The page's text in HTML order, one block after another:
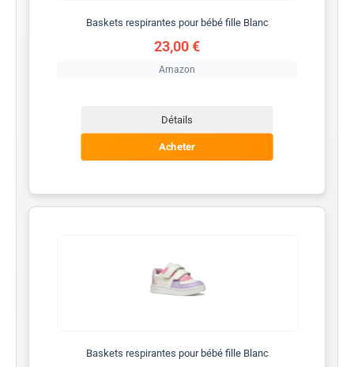
Baskets respirantes pour bébé fille Blanc
23,00 €
Amazon
Détails
Acheter
Baskets respirantes pour bébé fille Blanc